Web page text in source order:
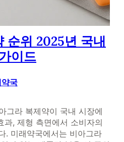
순위 2025년 국내
이드
국
그라 복제약이 국내 시장에
과, 제형 측면에서 소비자의
. 미래약국에서는 비아그라